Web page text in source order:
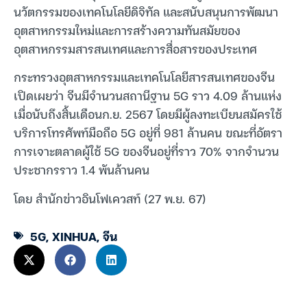
นวัตกรรมของเทคโนโลยีดิจิทัล และสนับสนุนการพัฒนา
อุตสาหกรรมใหม่และการสร้างความทันสมัยของ
อุตสาหกรรมสารสนเทศและการสื่อสารของประเทศ
กระทรวงอุตสาหกรรมและเทคโนโลยีสารสนเทศของจีน
เปิดเผยว่า จีนมีจำนวนสถานีฐาน 5G ราว 4.09 ล้านแห่ง
เมื่อนับถึงสิ้นเดือนก.ย. 2567 โดยมีผู้ลงทะเบียนสมัครใช้
บริการโทรศัพท์มือถือ 5G อยู่ที่ 981 ล้านคน ขณะที่อัตรา
การเจาะตลาดผู้ใช้ 5G ของจีนอยู่ที่ราว 70% จากจำนวน
ประชากรราว 1.4 พันล้านคน
โดย สำนักข่าวอินโฟเควสท์ (27 พ.ย. 67)
5G,XINHUA,จีน